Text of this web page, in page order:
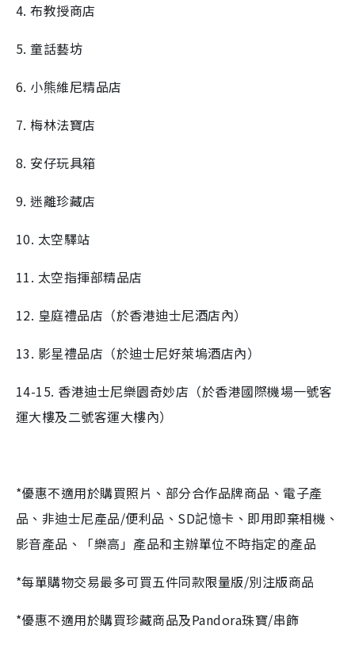
4. 布教授商店
5. 童話藝坊
6. 小熊維尼精品店
7. 梅林法寶店
8. 安仔玩具箱
9. 迷離珍藏店
10. 太空驛站
11. 太空指揮部精品店
12. 皇庭禮品店（於香港迪士尼酒店內）
13. 影星禮品店（於迪士尼好萊塢酒店內）
14-15. 香港迪士尼樂園奇妙店（於香港國際機場一號客
運大樓及二號客運大樓內）
*優惠不適用於購買照片、部分合作品牌商品、電子產
品、非迪士尼產品/便利品、SD記憶卡、即用即棄相機、
影音產品、「樂高」產品和主辦單位不時指定的產品
*每單購物交易最多可買五件同款限量版/別注版商品
*優惠不適用於購買珍藏商品及Pandora珠寶/串飾